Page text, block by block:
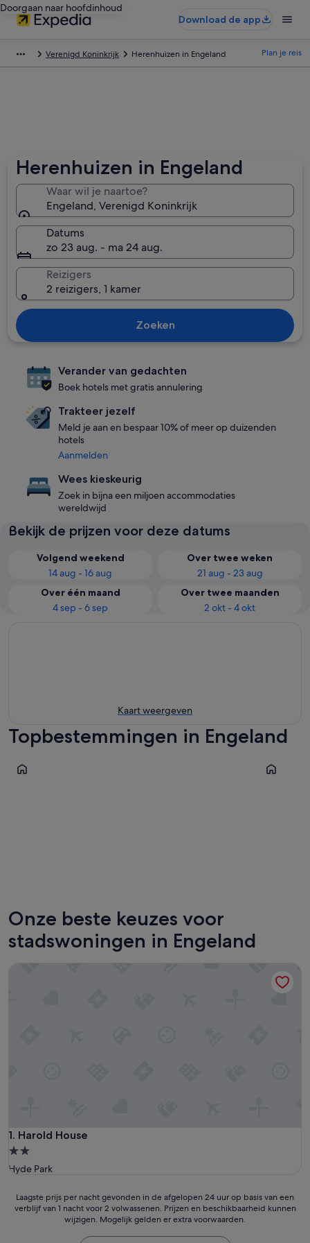
Doorgaan naar hoofdinhoud
Download de app
Verenigd Koninkrijk Herenhuizen in Engeland Plan je reis
Herenhuizen in Engeland
Waar wil je naartoe?
Engeland, Verenigd Koninkrijk
Datums
zo 23 aug. - ma 24 aug.
Reizigers
2 reizigers, 1 kamer
Zoeken
Verander van gedachten
Boek hotels met gratis annulering
Trakteer jezelf
Meld je aan en bespaar 10% of meer op duizenden
hotels
Aanmelden
Wees kieskeurig
Zoek in bijna een miljoen accommodaties
wereldwijd
Bekijk de prijzen voor deze datums
Volgend weekend
14 aug - 16 aug
Over twee weken
21 aug - 23 aug
Over één maand
4 sep - 6 sep
Over twee maanden
2 okt - 4 okt
Kaart weergeven
Topbestemmingen in Engeland
Londen
Onze beste keuzes voor
stadswoningen in Engeland
1. Harold House
Harold House
2.0-
sterrenaccommodatie
Hyde Park
Laagste
prijs
Laagste prijs per nacht gevonden in de afgelopen 24 uur op basis van een
verblijf van 1 nacht voor 2 volwassenen. Prijzen en beschikbaarheid kunnen
wijzigen. Mogelijk gelden er extra voorwaarden.